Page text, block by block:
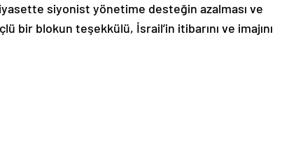
siyonist yönetime desteğin azalması ve
bir blokun teşekkülü, İsrail’in itibarını ve imajını